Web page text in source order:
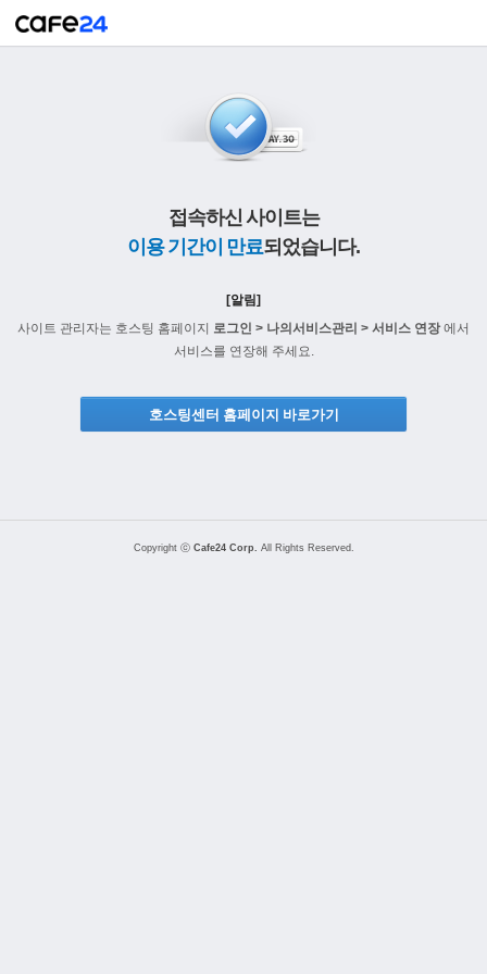
접속하신 사이트는
이용 기간이 만료되었습니다.
[알림]
사이트 관리자는 호스팅 홈페이지 로그인 > 나의서비스관리 > 서비스 연장에서
서비스를 연장해 주세요.
호스팅센터 홈페이지 바로가기
Copyright ⓒ Cafe24 Corp. All Rights Reserved.